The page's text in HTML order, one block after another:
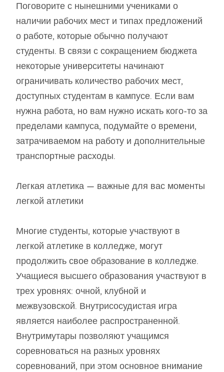
Поговорите с нынешними учениками о
наличии рабочих мест и типах предложений
о работе, которые обычно получают
студенты. В связи с сокращением бюджета
некоторые университеты начинают
ограничивать количество рабочих мест,
доступных студентам в кампусе. Если вам
нужна работа, но вам нужно искать кого-то за
пределами кампуса, подумайте о времени,
затрачиваемом на работу и дополнительные
транспортные расходы.
Легкая атлетика — важные для вас моменты
легкой атлетики
Многие студенты, которые участвуют в
легкой атлетике в колледже, могут
продолжить свое образование в колледже.
Учащиеся высшего образования участвуют в
трех уровнях: очной, клубной и
межвузовской. Внутрисосудистая игра
является наиболее распространенной.
Внутримутары позволяют учащимся
соревноваться на разных уровнях
соревнований, при этом основное внимание